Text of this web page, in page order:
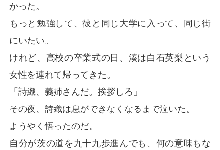
かった。
もっと勉強して、彼と同じ大学に入って、同じ街
にいたい。
けれど、高校の卒業式の日、湊は白石英梨という
女性を連れて帰ってきた。
「詩織、義姉さんだ。挨拶しろ」
その夜、詩織は息ができなくなるまで泣いた。
ようやく悟ったのだ。
自分が茨の道を九十九歩進んでも、何の意味もな